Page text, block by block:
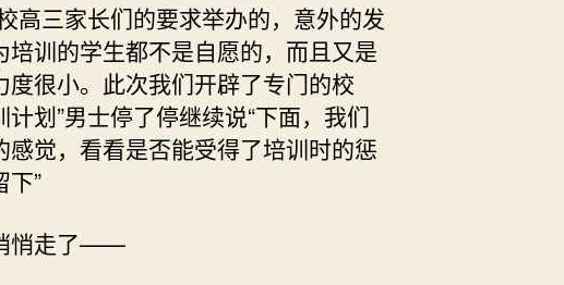
高三家长们的要求举办的，意外的发
训的学生都不是自愿的，而且又是
很小。此次我们开辟了专门的校
划”男士停了停继续说“下面，我们
觉，看看是否能受得了培训时的惩
下”
悄走了——